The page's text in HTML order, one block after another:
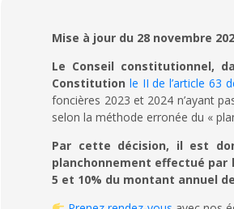
Mise à jour du 28 novembre
Le Conseil constitutionnel,
Constitution le II de l’article 63
foncières 2023 et 2024 n’ayant
selon la méthode erronée du «
Par cette décision, il est
planchonnement effectué par
5 et 10% du montant annuel